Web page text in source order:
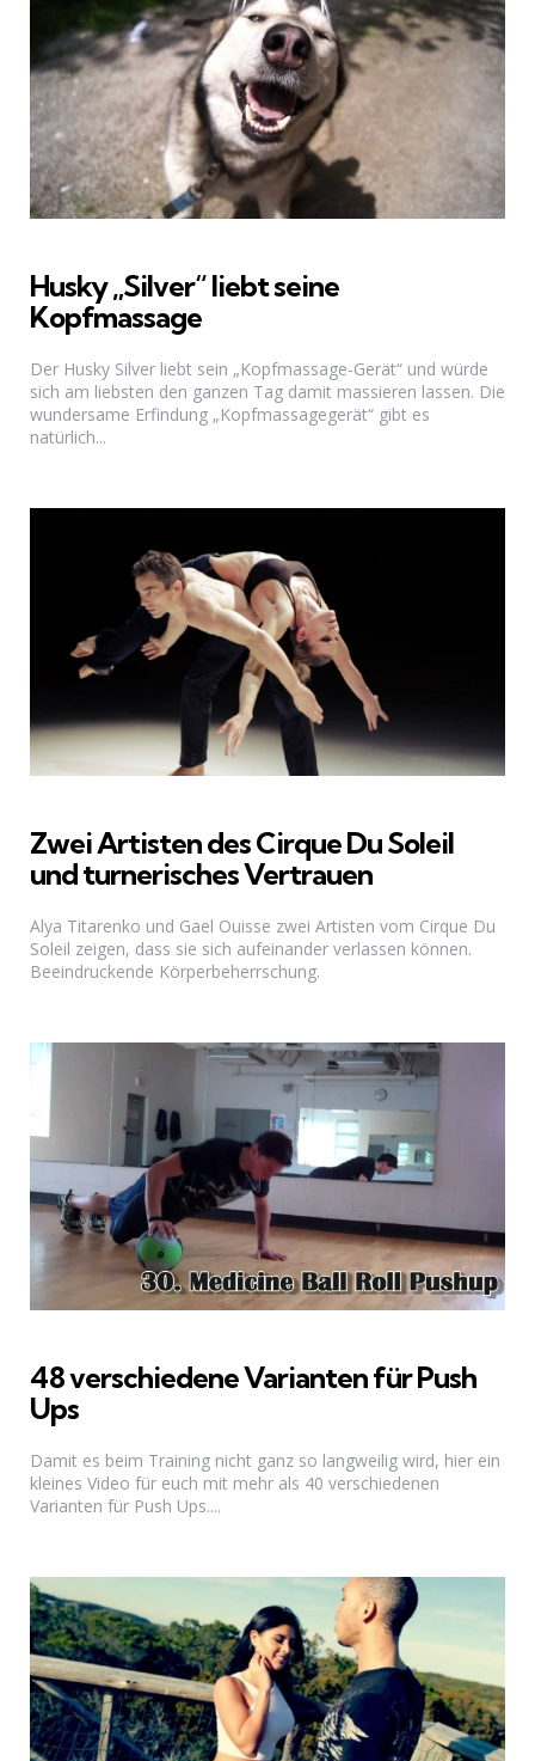
Husky „Silver“ liebt seine
Kopfmassage
Der Husky Silver liebt sein „Kopfmassage-Gerät“ und würde
sich am liebsten den ganzen Tag damit massieren lassen. Die
wundersame Erfindung „Kopfmassagegerät“ gibt es
natürlich...
Zwei Artisten des Cirque Du Soleil
und turnerisches Vertrauen
Alya Titarenko und Gael Ouisse zwei Artisten vom Cirque Du
Soleil zeigen, dass sie sich aufeinander verlassen können.
Beeindruckende Körperbeherrschung.
48 verschiedene Varianten für Push
Ups
Damit es beim Training nicht ganz so langweilig wird, hier ein
kleines Video für euch mit mehr als 40 verschiedenen
Varianten für Push Ups....